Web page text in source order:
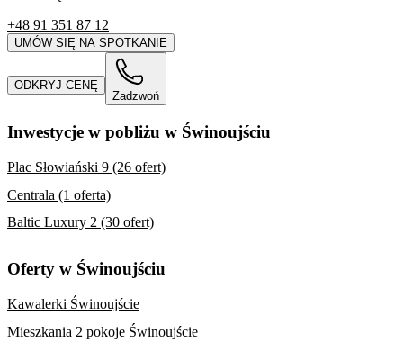
+48 91 351 87 12
UMÓW SIĘ NA SPOTKANIE
ODKRYJ CENĘ
Zadzwoń
Inwestycje w pobliżu w Świnoujściu
Plac Słowiański 9 (26 ofert)
Centrala (1 oferta)
Baltic Luxury 2 (30 ofert)
Oferty w Świnoujściu
Kawalerki Świnoujście
Mieszkania 2 pokoje Świnoujście